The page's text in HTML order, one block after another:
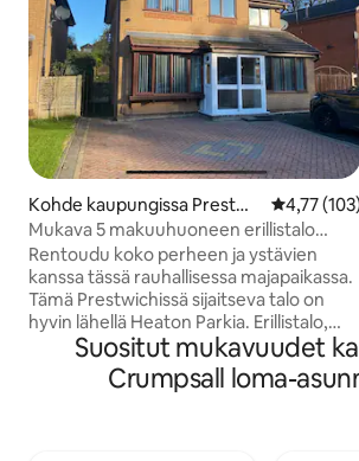
Kohde kaupungissa Prestwi
ch
4,77
Mukava 5 makuuhuoneen erillistalo
Heaton Parkin lähellä
Rentoudu koko perheen ja ystävien
kanssa tässä rauhallisessa majapaikassa.
Tämä Prestwichissä sijaitseva talo on
hyvin lähellä Heaton Parkia. Erillistalo,
jossa on 4 makuuhuonetta yläkerrassa, 1
makuuhuone, jossa on oma kylpyhuone,
alakerrassa sekä patio/puutarha.
Suositut mukavuudet
Crumpsall loma-